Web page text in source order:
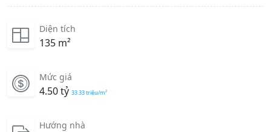
Diện tích
135 m²
Mức giá
4.50 tỷ 33.33 triệu/m²
Hướng nhà